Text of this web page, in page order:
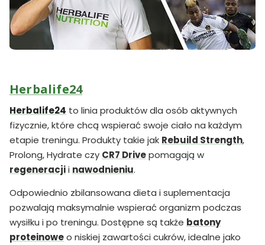
Herbalife24
Herbalife24 to linia produktów dla osób aktywnych
fizycznie, które chcą wspierać swoje ciało na każdym
etapie treningu. Produkty takie jak Rebuild Strength,
Prolong, Hydrate czy CR7 Drivepomagają w
regeneracjii nawodnieniu.
Odpowiednio zbilansowana dieta i suplementacja
pozwalają maksymalnie wspierać organizm podczas
wysiłku i po treningu. Dostępne są także batony
proteinoweo niskiej zawartości cukrów, idealne jako